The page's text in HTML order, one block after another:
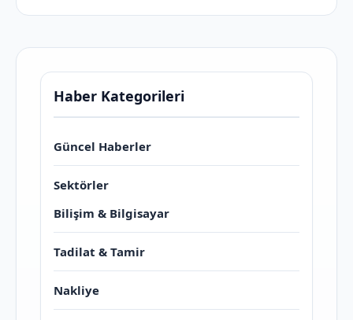
Haber Kategorileri
Güncel Haberler
Sektörler
Bilişim & Bilgisayar
Tadilat & Tamir
Nakliye